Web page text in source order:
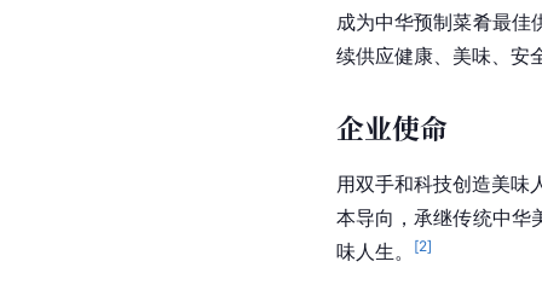
成为中华预制菜肴最佳
续供应健康、美味、安
企业使命
用双手和科技创造美味
本导向，承继传统中华
味人生。
[2]